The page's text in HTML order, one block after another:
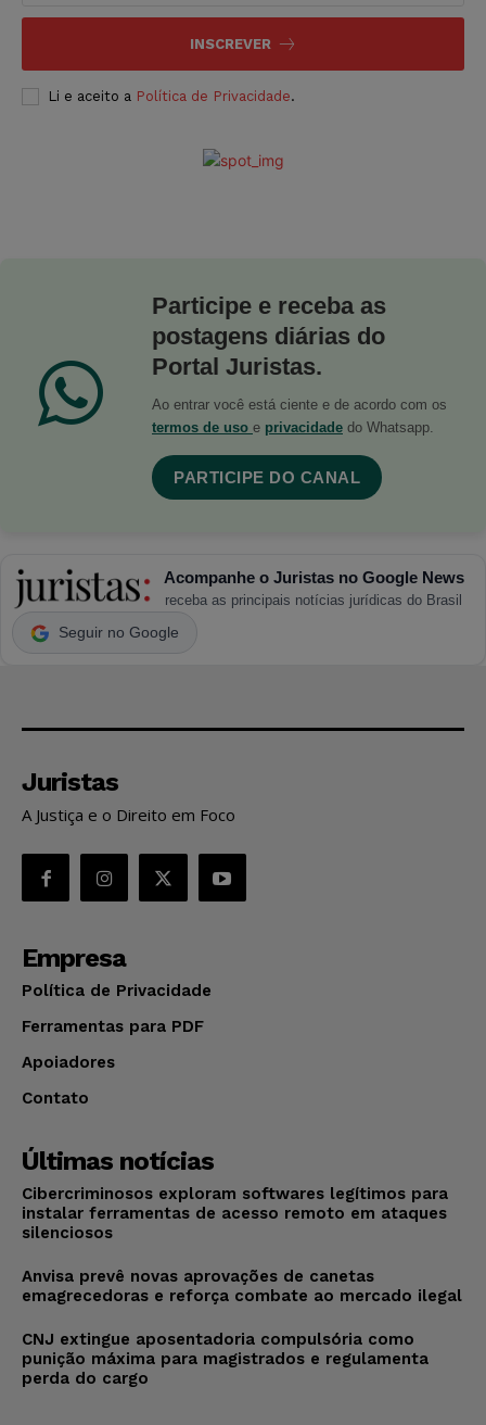
INSCREVER
Li e aceito a Política de Privacidade.
Participe e receba as
postagens diárias do
Portal Juristas.
Ao entrar você está ciente e de acordo com os
termos de uso e privacidade do Whatsapp.
PARTICIPE DO CANAL
Acompanhe o Juristas no Google News
receba as principais notícias jurídicas do Brasil
Seguir no Google
Juristas
A Justiça e o Direito em Foco
Empresa
Política de Privacidade
Ferramentas para PDF
Apoiadores
Contato
Últimas notícias
Cibercriminosos exploram softwares legítimos para
instalar ferramentas de acesso remoto em ataques
silenciosos
Anvisa prevê novas aprovações de canetas
emagrecedoras e reforça combate ao mercado ilegal
CNJ extingue aposentadoria compulsória como
punição máxima para magistrados e regulamenta
perda do cargo